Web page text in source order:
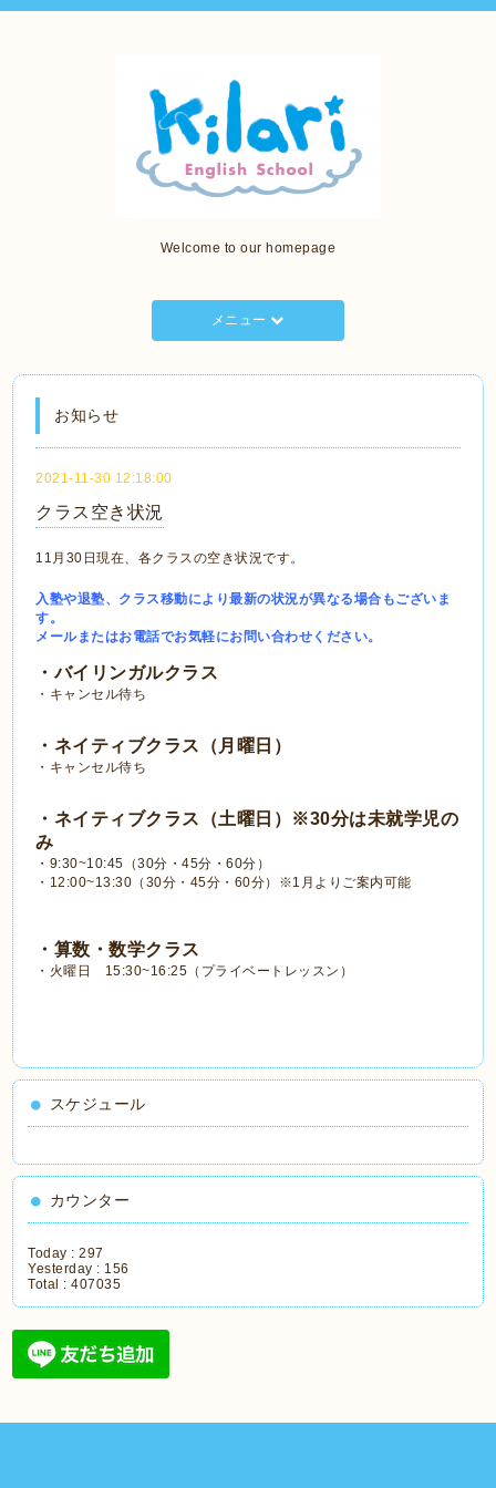
Welcome to our homepage
メニュー
お知らせ
2021-11-30 12:18:00
クラス空き状況
11月30日現在、各クラスの空き状況です。
入塾や退塾、クラス移動により最新の状況が異なる場合もございま
す。
メールまたはお電話でお気軽にお問い合わせください。
・バイリンガルクラス
・キャンセル待ち
・ネイティブクラス（月曜日）
・キャンセル待ち
・ネイティブクラス（土曜日）※30分は未就学児の
み
・9:30~10:45 （30分・45分・60分）
・12:00~13:30（30分・45分・60分）※1月よりご案内可能
・算数・数学クラス
・火曜日 15:30~16:25（プライベートレッスン）
スケジュール
カウンター
Today :297
Yesterday : 156
Total :407035